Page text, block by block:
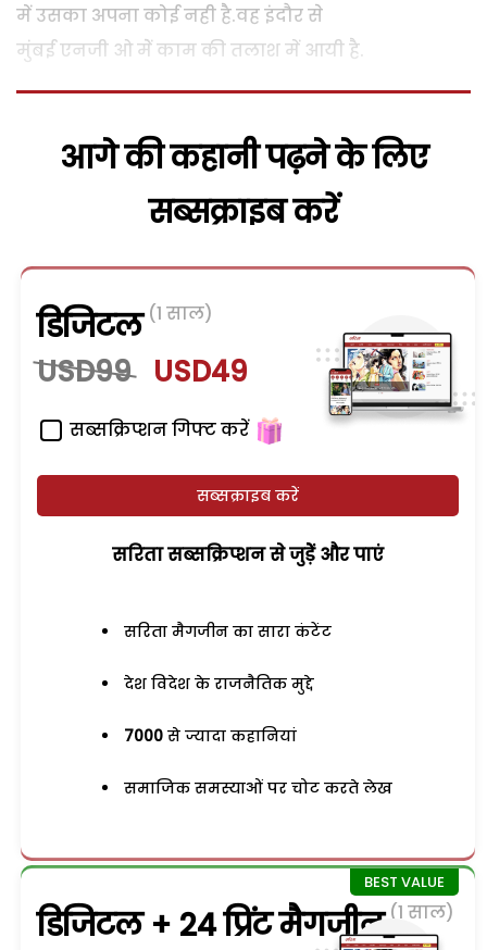
में उसका अपना कोई नही है.वह इंदौर से
मुंबई एनजी ओ मेें काम की तलाश में आयी है.
आगे की कहानी पढ़ने के लिए
सब्सक्राइब करें
डिजिटल (1 साल)
USD99 USD49
सब्सक्रिप्शन गिफ्ट करें
सब्सक्राइब करें
सरिता सब्सक्रिप्शन से जुड़ेें और पाएं
सरिता मैगजीन का सारा कंटेंट
देश विदेश के राजनैतिक मुद्दे
7000 से ज्यादा कहानियां
समाजिक समस्याओं पर चोट करते लेख
डिजिटल + 24 प्रिंट मैगजीन (1 साल)